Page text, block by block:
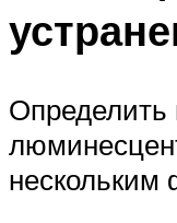
Определить
нескольким